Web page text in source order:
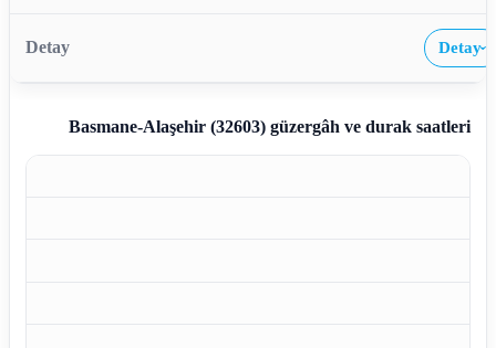
Detay›
Basmane-Alaşehir (32603)güzergâh ve durak saatleri